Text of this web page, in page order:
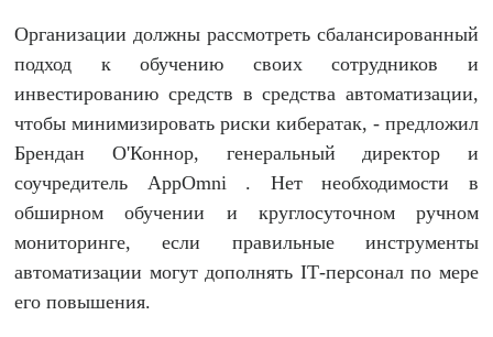
Организации должны рассмотреть сбалансированный
подход к обучению своих сотрудников и
инвестированию средств в средства автоматизации,
чтобы минимизировать риски кибератак, - предложил
Брендан О'Коннор, генеральный директор и
соучредитель AppOmni . Нет необходимости в
обширном обучении и круглосуточном ручном
мониторинге, если правильные инструменты
автоматизации могут дополнять IТ-персонал по мере
его повышения.